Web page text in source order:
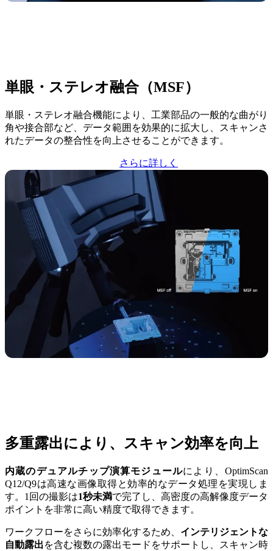
単眼・ステレオ融合（MSF）
単眼・ステレオ融合機能により、工業部品の一般的な曲がり
角や接合部など、データ範囲を効果的に拡大し、スキャンさ
れたデータの整合性を向上させることができます。
さらに詳しく
多重露出により、スキャン効率を向上
内蔵のデュアルチップ演算モジュールにより、OptimScan
Q12/Q9は高速な画像取得と効率的なデータ処理を実現しま
す。1回の撮影は1秒未満で完了し、高密度の高解像度データ
ポイントを非常に高い精度で取得できます。
ワークフローをさらに効率化するため、 インテリジェントな
自動露出を含む複数の露出モードをサポートし、スキャン時